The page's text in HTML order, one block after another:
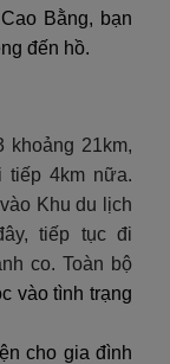
Bằng, bạn
đến hồ.
khoảng 21km,
tiếp 4km nữa.
Khu du lịch
tiếp tục đi
co. Toàn bộ
vào tình trạng
cho gia đình